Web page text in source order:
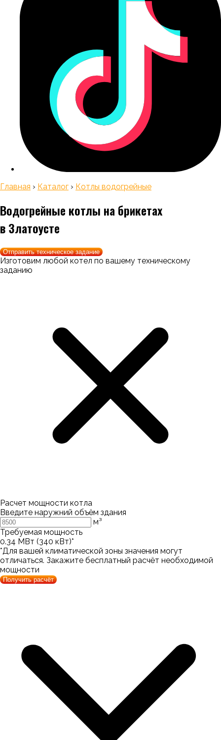
Главная › Каталог › Котлы водогрейные
Водогрейные котлы на брикетах
в Златоусте
Отправить техническое задание
Изготовим любой котел по вашему техническому
заданию
Расчет мощности котла
Введите наружний объём здания
м³
Требуемая мощность
0.34 МВт (340 кВт)*
*Для вашей климатической зоны значения могут
отличаться. Закажите бесплатный расчёт необходимой
мощности
Получить расчёт